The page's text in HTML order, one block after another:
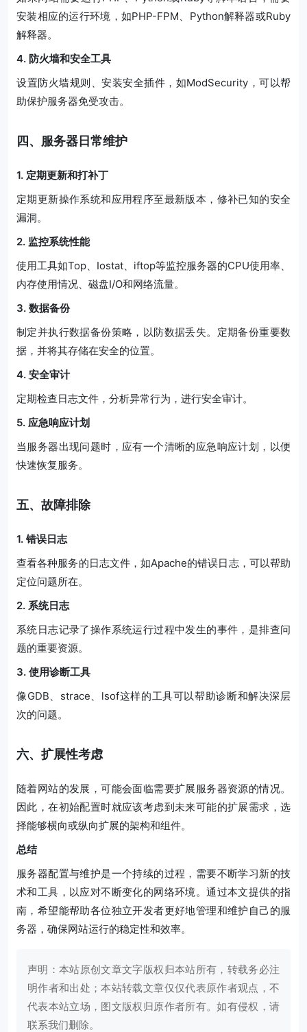
安装相应的运行环境，如PHP-FPM、Python解释器或Ruby
解释器。
4. 防火墙和安全工具
设置防火墙规则、安装安全插件，如ModSecurity，可以帮
助保护服务器免受攻击。
四、服务器日常维护
1. 定期更新和打补丁
定期更新操作系统和应用程序至最新版本，修补已知的安全
漏洞。
2. 监控系统性能
使用工具如Top、Iostat、iftop等监控服务器的CPU使用率、
内存使用情况、磁盘I/O和网络流量。
3. 数据备份
制定并执行数据备份策略，以防数据丢失。定期备份重要数
据，并将其存储在安全的位置。
4. 安全审计
定期检查日志文件，分析异常行为，进行安全审计。
5. 应急响应计划
当服务器出现问题时，应有一个清晰的应急响应计划，以便
快速恢复服务。
五、故障排除
1. 错误日志
查看各种服务的日志文件，如Apache的错误日志，可以帮助
定位问题所在。
2. 系统日志
系统日志记录了操作系统运行过程中发生的事件，是排查问
题的重要资源。
3. 使用诊断工具
像GDB、strace、lsof这样的工具可以帮助诊断和解决深层
次的问题。
六、扩展性考虑
随着网站的发展，可能会面临需要扩展服务器资源的情况。
因此，在初始配置时就应该考虑到未来可能的扩展需求，选
择能够横向或纵向扩展的架构和组件。
总结
服务器配置与维护是一个持续的过程，需要不断学习新的技
术和工具，以应对不断变化的网络环境。通过本文提供的指
南，希望能帮助各位独立开发者更好地管理和维护自己的服
务器，确保网站运行的稳定性和效率。
声明：本站原创文章文字版权归本站所有，转载务必注
明作者和出处；本站转载文章仅仅代表原作者观点，不
代表本站立场，图文版权归原作者所有。如有侵权，请
联系我们删除。